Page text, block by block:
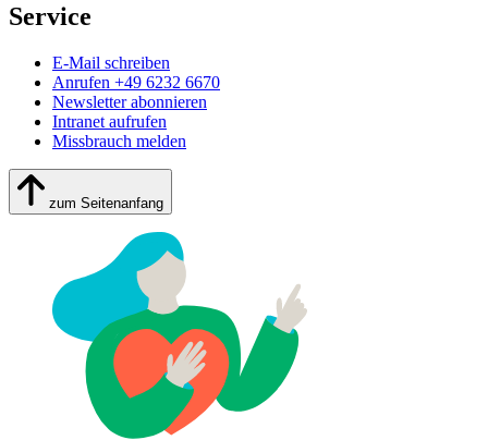
Service
E-Mail schreiben
Anrufen +49 6232 6670
Newsletter abonnieren
Intranet aufrufen
Missbrauch melden
zum Seitenanfang